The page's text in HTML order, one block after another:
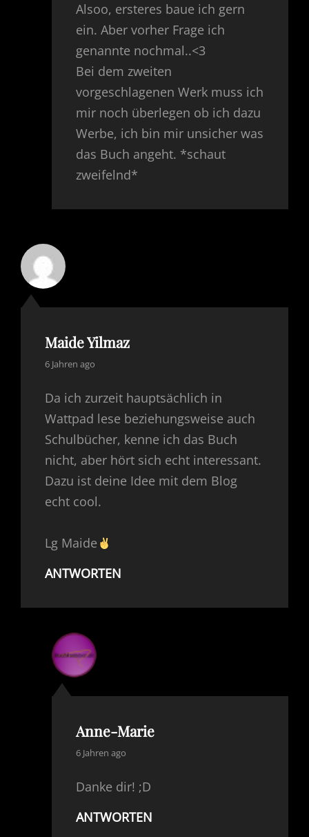
Alsoo, ersteres baue ich gern
ein. Aber vorher Frage ich
genannte nochmal..<3
Bei dem zweiten
vorgeschlagenen Werk muss ich
mir noch überlegen ob ich dazu
Werbe, ich bin mir unsicher was
das Buch angeht. *schaut
zweifelnd*
Maide Yilmaz
says:
6 Jahren ago
Da ich zurzeit hauptsächlich in
Wattpad lese beziehungsweise auch
Schulbücher, kenne ich das Buch
nicht, aber hört sich echt interessant.
Dazu ist deine Idee mit dem Blog
echt cool.
Lg Maide
ANTWORTEN
Anne-Marie
says:
6 Jahren ago
Danke dir! ;D
ANTWORTEN